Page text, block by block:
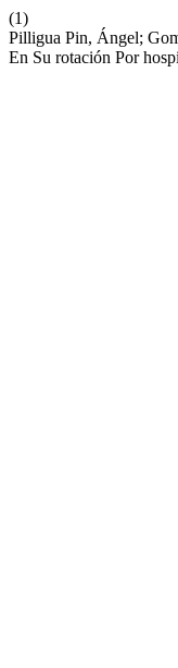
(1)
Pilligua Pin, Ángel;
En Su rotación Por